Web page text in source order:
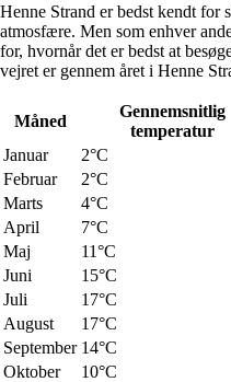
Henne Strand er bedst kendt for
atmosfære. Men som enhver
for, hvornår det er bedst at
vejret er gennem året i Henne
Måned
Gennemsnitlig
temperatur
Januar
2°C
Februar
2°C
Marts
4°C
April
7°C
Maj
11°C
Juni
15°C
Juli
17°C
August
17°C
September 14°C
Oktober
10°C